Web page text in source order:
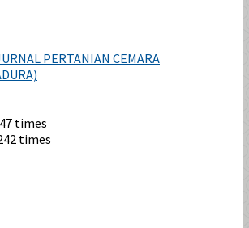
PERTANIAN CEMARA
times
times